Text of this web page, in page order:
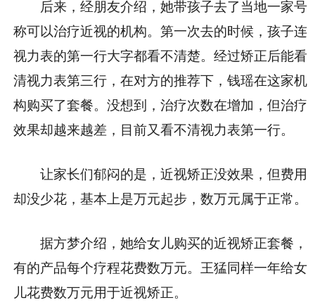
后来，经朋友介绍，她带孩子去了当地一家号
称可以治疗近视的机构。第一次去的时候，孩子连
视力表的第一行大字都看不清楚。经过矫正后能看
清视力表第三行，在对方的推荐下，钱瑶在这家机
构购买了套餐。没想到，治疗次数在增加，但治疗
效果却越来越差，目前又看不清视力表第一行。
让家长们郁闷的是，近视矫正没效果，但费用
却没少花，基本上是万元起步，数万元属于正常。
据方梦介绍，她给女儿购买的近视矫正套餐，
有的产品每个疗程花费数万元。王猛同样一年给女
儿花费数万元用于近视矫正。